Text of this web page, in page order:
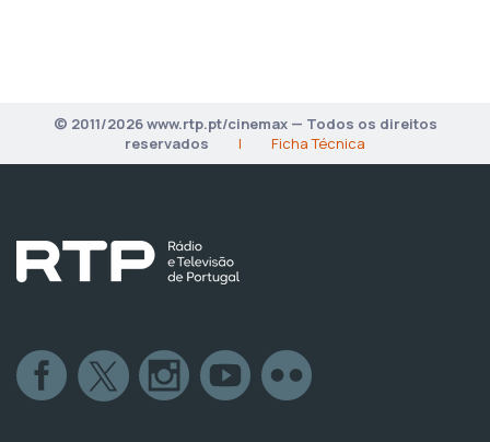
© 2011/2026 www.rtp.pt/cinemax — Todos os direitos
reservados
| Ficha Técnica